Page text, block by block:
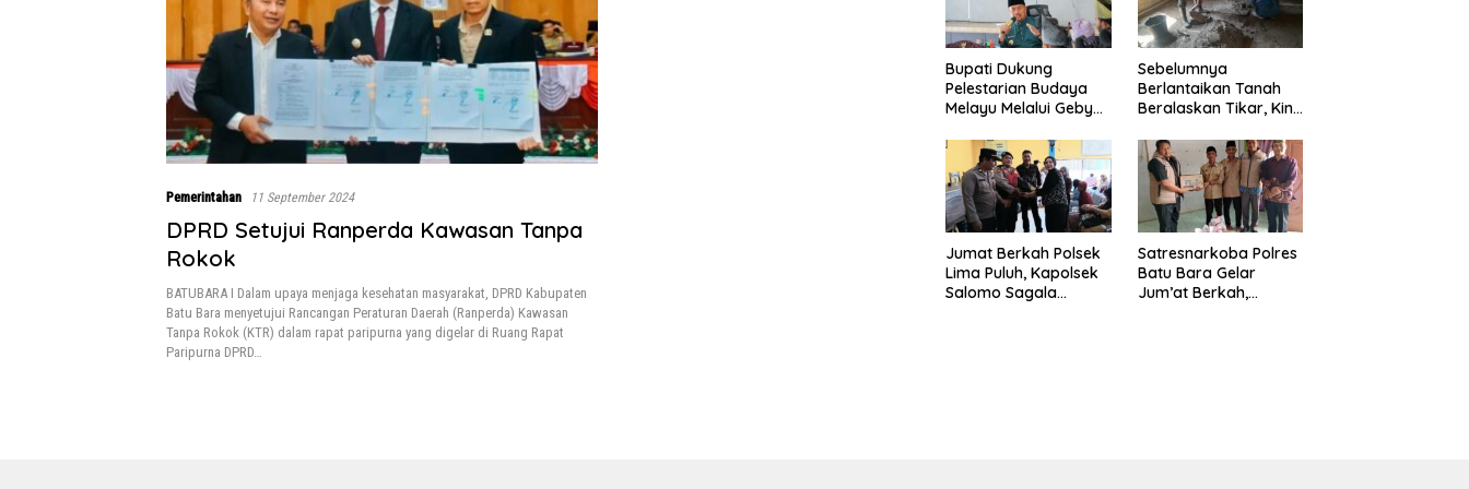
Pemerintahan 11 September 2024
DPRD Setujui Ranperda Kawasan Tanpa
Rokok
BATUBARA I Dalam upaya menjaga kesehatan masyarakat, DPRD Kabupaten
Batu Bara menyetujui Rancangan Peraturan Daerah (Ranperda) Kawasan
Tanpa Rokok (KTR) dalam rapat paripurna yang digelar di Ruang Rapat
Paripurna DPRD…
Bupati Dukung
Pelestarian Budaya
Melayu Melalui Gebyar
Tahun 2026
Sebelumnya
Berlantaikan Tanah
Beralaskan Tikar, Kini
Lantai Rumah yang
Layak Berkat Satgas
TMMD Ke-129 Kodim
0208/Asahan
Jumat Berkah Polsek
Lima Puluh, Kapolsek
Salomo Sagala
Satresnarkoba Polres
Batu Bara Gelar
Jum’at Berkah,